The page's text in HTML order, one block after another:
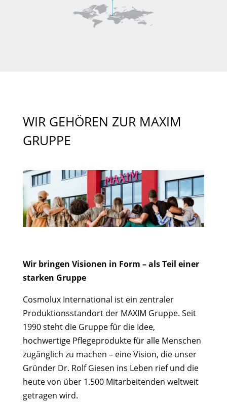
WIR GEHÖREN ZUR MAXIM
GRUPPE
Wir bringen Visionen in Form – als Teil einer
starken Gruppe
Cosmolux International ist ein zentraler
Produktionsstandort der MAXIM Gruppe. Seit
1990 steht die Gruppe für die Idee,
hochwertige Pflegeprodukte für alle Menschen
zugänglich zu machen – eine Vision, die unser
Gründer Dr. Rolf Giesen ins Leben rief und die
heute von über 1.500 Mitarbeitenden weltweit
getragen wird.